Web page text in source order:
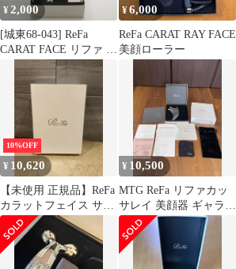
¥2,000
[城東68-043] ReFa
CARAT FACE リファ カ
¥6,000
ReFa CARAT RAY FACE
美顔ローラー
10%OFF
¥ 10,620
【未使用 正規品】ReFa
カラットフェイス サロ
ンモデル ギャランティ
ーカード
¥ 10,500
MTG ReFa リファカッ
サレイ 美顔器 ギャラン
ティカード 説明書付
き